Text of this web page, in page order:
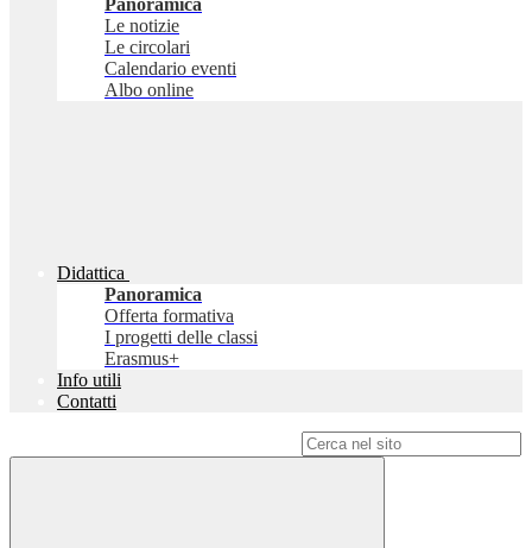
Panoramica
Le notizie
Le circolari
Calendario eventi
Albo online
Didattica
Panoramica
Offerta formativa
I progetti delle classi
Erasmus+
Info utili
Contatti